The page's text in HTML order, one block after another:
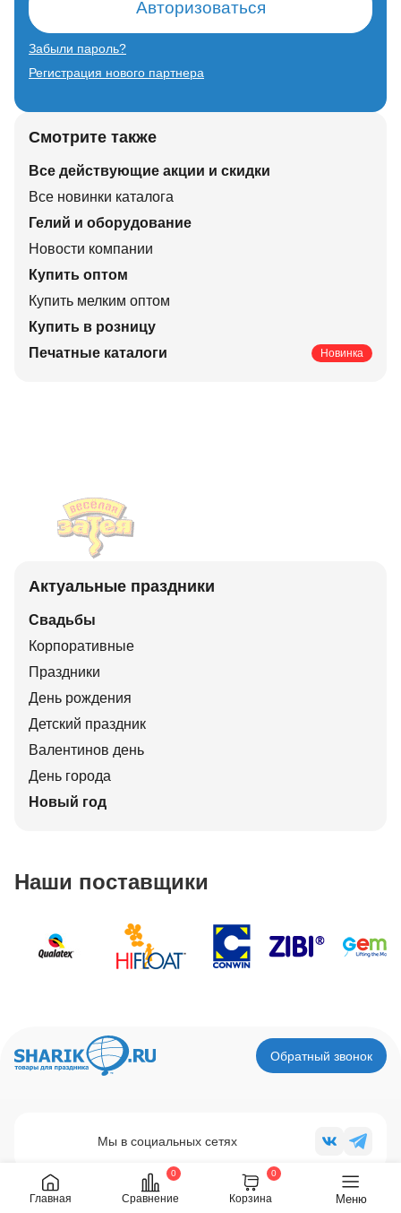
Главная Сравнение
0
Корзина
0
Меню
Авторизоваться
Забыли пароль?
Регистрация нового партнера
Смотрите также
Все действующие акции и скидки
Все новинки каталога
Гелий и оборудование
Новости компании
Купить оптом
Купить мелким оптом
Купить в розницу
Печатные каталоги
Новинка
Актуальные праздники
Свадьбы
Корпоративные
Праздники
День рождения
Детский праздник
Валентинов день
День города
Новый год
Наши поставщики
Обратный звонок
Будь в курсе последних новостей!
Подпишись на наши новостные каналы e-mail,
Мы в социальных сетях